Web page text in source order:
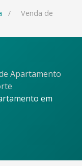
/
Venda de
Apartamento
em